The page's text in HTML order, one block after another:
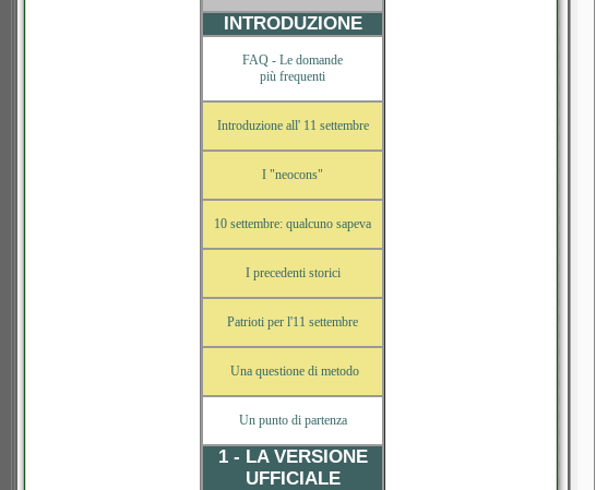
INTRODUZIONE
FAQ - Le domande
più frequenti
Introduzione all' 11 settembre
I "neocons"
10 settembre: qualcuno sapeva
I precedenti storici
Patrioti per l'11 settembre
Una questione di metodo
Un punto di partenza
1 - LA VERSIONE
UFFICIALE